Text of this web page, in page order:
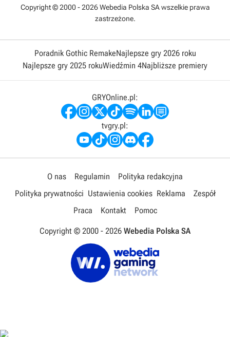
Copyright © 2000 - 2026 Webedia Polska SA wszelkie prawa
zastrzeżone.
Poradnik Gothic RemakeNajlepsze gry 2026 roku
Najlepsze gry 2025 rokuWiedźmin 4Najbliższe premiery
GRYOnline.pl:
tvgry.pl:
O nas Regulamin
Polityka redakcyjna
Polityka prywatności Ustawienia cookies Reklama
Zespół
Praca
Kontakt Pomoc
Copyright © 2000 - 2026 Webedia Polska SA